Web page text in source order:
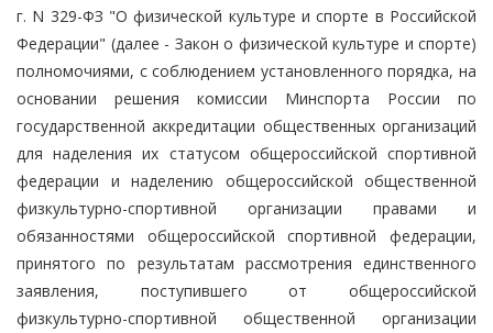
г. N 329-ФЗ "О физической культуре и спорте в Российской
Федерации" (далее - Закон о физической культуре и спорте)
полномочиями, с соблюдением установленного порядка, на
основании решения комиссии Минспорта России по
государственной аккредитации общественных организаций
для наделения их статусом общероссийской спортивной
федерации и наделению общероссийской общественной
физкультурно-спортивной организации правами и
обязанностями общероссийской спортивной федерации,
принятого по результатам рассмотрения единственного
заявления, поступившего от общероссийской
физкультурно-спортивной общественной организации